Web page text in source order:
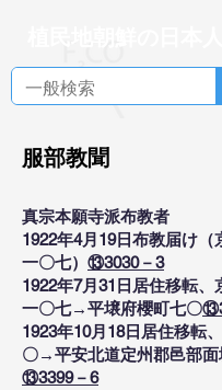
服部教聞
真宗本願寺派布教者
1922年4月19日布教届け（
一〇七） ⑬3030－3
1922年7月31日居住移転、
一〇七→平壌府櫻町七〇
1923年10月18日居住移転
〇→平安北道定州郡邑部面
⑬3399－6